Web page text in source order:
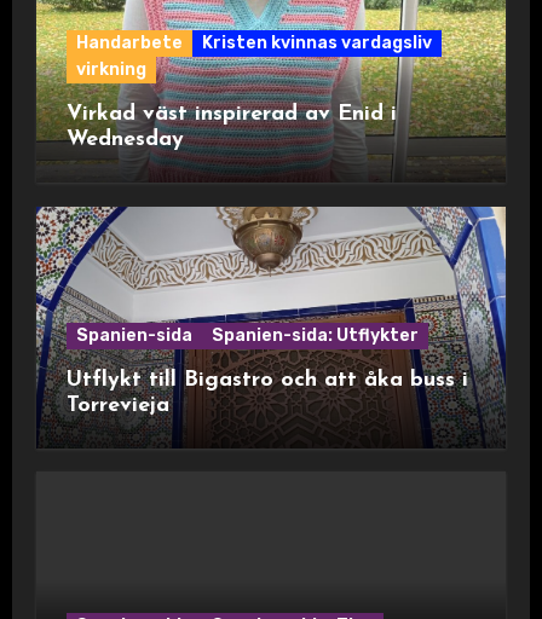
Handarbete
Kristen kvinnas vardagsliv
virkning
Virkad väst inspirerad av Enid i
Wednesday
Spanien-sida Spanien-sida: Utflykter
Utflykt till Bigastro och att åka buss i
Torrevieja